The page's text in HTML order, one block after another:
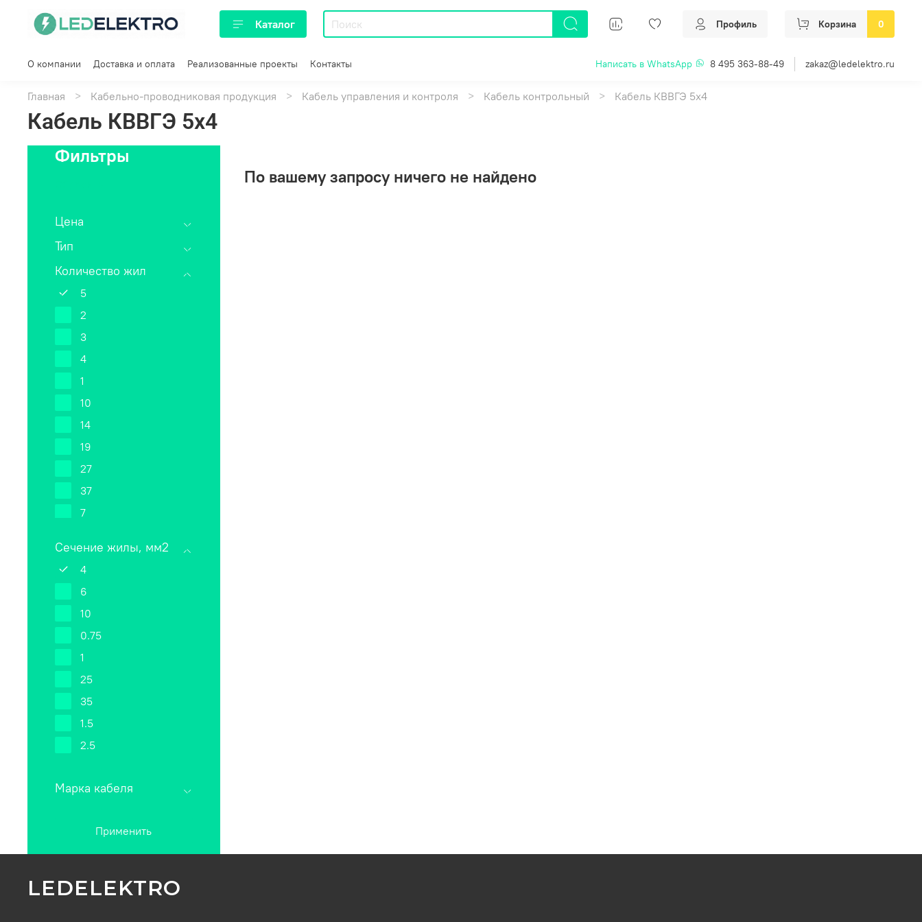
Каталог Профиль Корзина 0
О компании Доставка и оплата Реализованные проекты Контакты Написать в WhatsApp 8 495 363-88-49 zakaz@ledelektro.ru
Главная Кабельно-проводниковая продукция Кабель управления и контроля Кабель контрольный Кабель КВВГЭ 5х4
Кабель КВВГЭ 5х4
По вашему запросу ничего не найдено
Фильтры
Цена
Тип
Количество жил
5
2
3
4
1
10
14
19
27
37
7
61
Сечение жилы, мм2
4
6
10
0.75
1
25
35
1.5
2.5
Марка кабеля
Применить
LEDELEKTRO